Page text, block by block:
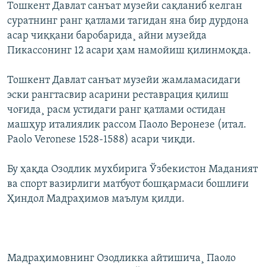
Тошкент Давлат санъат музейи сақланиб келган
суратнинг ранг қатлами тагидан яна бир дурдона
асар чиққани баробарида¸ айни музейда
Пикассонинг 12 асари ҳам намойиш қилинмоқда.
Тошкент Давлат санъат музейи жамламасидаги
эски рангтасвир асарини реставрация қилиш
чоғида¸ расм устидаги ранг қатлами остидан
машҳур италиялик рассом Паоло Веронезе (итал.
Paolo Veronese 1528-1588) асари чиқди.
Бу ҳақда Озодлик мухбирига Ўзбекистон Маданият
ва спорт вазирлиги матбуот бошқармаси бошлиғи
Ҳиндол Мадраҳимов маълум қилди.
Мадраҳимовнинг Озодликка айтишича¸ Паоло